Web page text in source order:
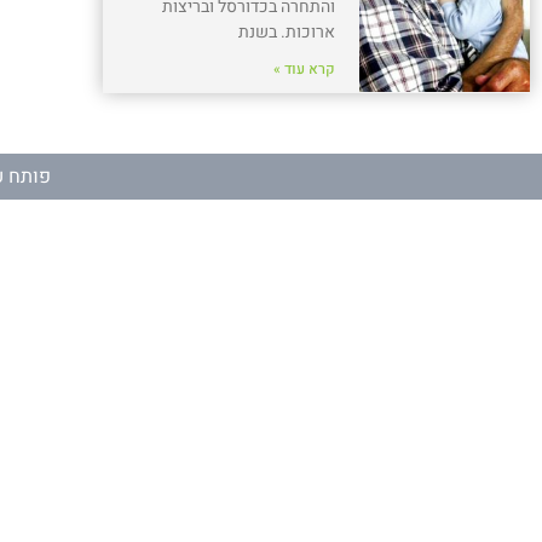
והתחרה בכדורסל ובריצות
ארוכות. בשנת
קרא עוד »
פותח